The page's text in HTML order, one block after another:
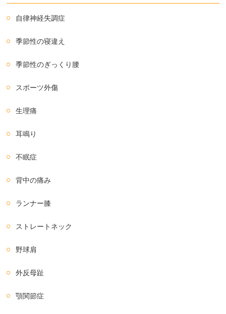
自律神経失調症
季節性の寝違え
季節性のぎっくり腰
スポーツ外傷
生理痛
耳鳴り
不眠症
背中の痛み
ランナー膝
ストレートネック
野球肩
外反母趾
顎関節症